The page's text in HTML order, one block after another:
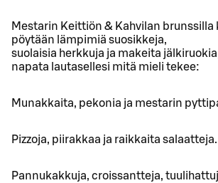
Mestarin Keittiön & Kahvilan brunssilla
pöytään lämpimiä suosikkeja,
suolaisia herkkuja ja makeita
napata lautasellesi mitä mieli tekee:
Munakkaita, pekonia ja mestarin
Pizzoja, piirakkaa ja raikkaita salaatteja.
Pannukakkuja, croissantteja,